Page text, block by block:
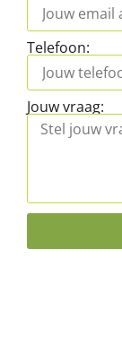
Telefoon:
Jouw vraag: